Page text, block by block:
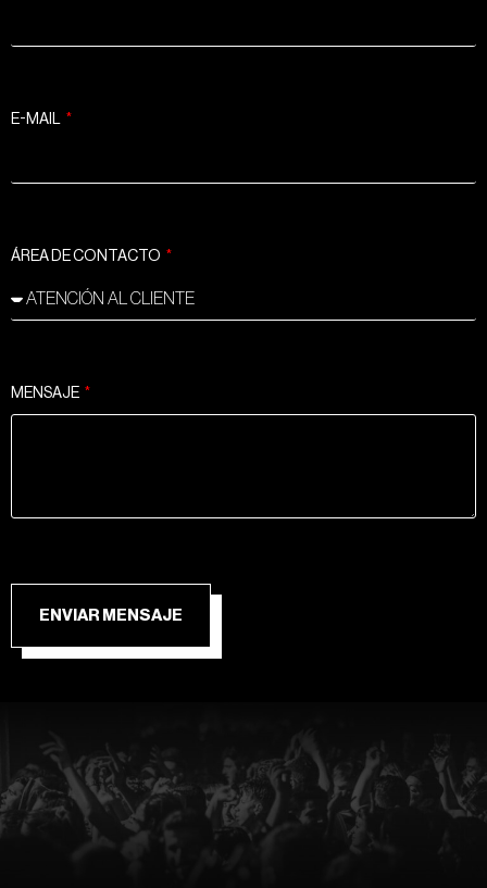
E-MAIL
ÁREA DE CONTACTO
MENSAJE
ENVIAR MENSAJE